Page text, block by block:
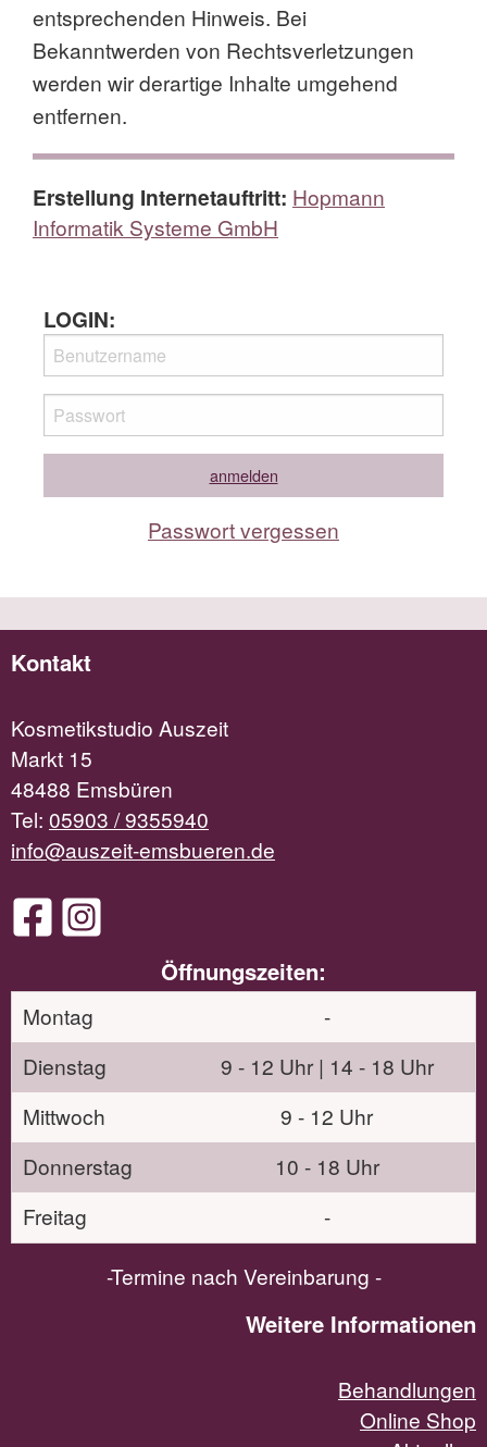
entsprechenden Hinweis. Bei
Bekanntwerden von Rechtsverletzungen
werden wir derartige Inhalte umgehend
entfernen.
Erstellung Internetauftritt: Hopmann
Informatik Systeme GmbH
LOGIN:
Passwort vergessen
Kontakt
Kosmetikstudio Auszeit
Markt 15
48488 Emsbüren
Tel: 05903 / 9355940
info@auszeit-emsbueren.de
Öffnungszeiten:
Montag
-
Dienstag
9 - 12 Uhr | 14 - 18 Uhr
Mittwoch
9 - 12 Uhr
Donnerstag
10 - 18 Uhr
Freitag
-
-Termine nach Vereinbarung -
Weitere Informationen
Behandlungen
Online Shop